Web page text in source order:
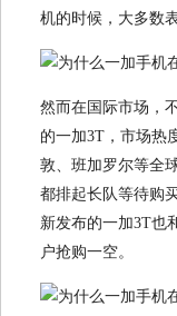
机的时候，大多数
然而在国际市场，
的一加3T，市场热
敦、班加罗尔等全
都排起长队等待购
新发布的一加3T也
户抢购一空。